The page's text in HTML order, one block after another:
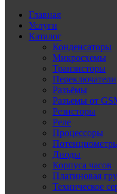
Главная
Услуги
Каталог
Конденсаторы
Микросхемы
Транзисторы
Переключатели
Разъёмы
Разъемы от
Резисторы
Реле
Процессоры
Диоды
Корпуса часов
Платиновая
Техническое